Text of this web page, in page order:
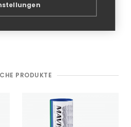
Nahezu identische
Flugeigenschaften wie ein
PRODUKTE